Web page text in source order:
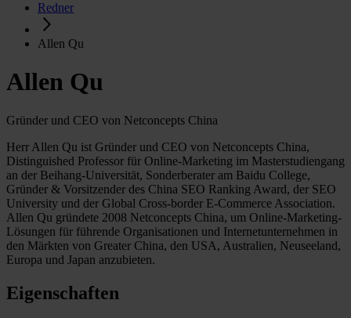
Redner
Allen Qu
Allen Qu
Gründer und CEO von Netconcepts China
Herr Allen Qu ist Gründer und CEO von Netconcepts China,
Distinguished Professor für Online-Marketing im Masterstudiengang
an der Beihang-Universität, Sonderberater am Baidu College,
Gründer & Vorsitzender des China SEO Ranking Award, der SEO
University und der Global Cross-border E-Commerce Association.
Allen Qu gründete 2008 Netconcepts China, um Online-Marketing-
Lösungen für führende Organisationen und Internetunternehmen in
den Märkten von Greater China, den USA, Australien, Neuseeland,
Europa und Japan anzubieten.
Eigenschaften